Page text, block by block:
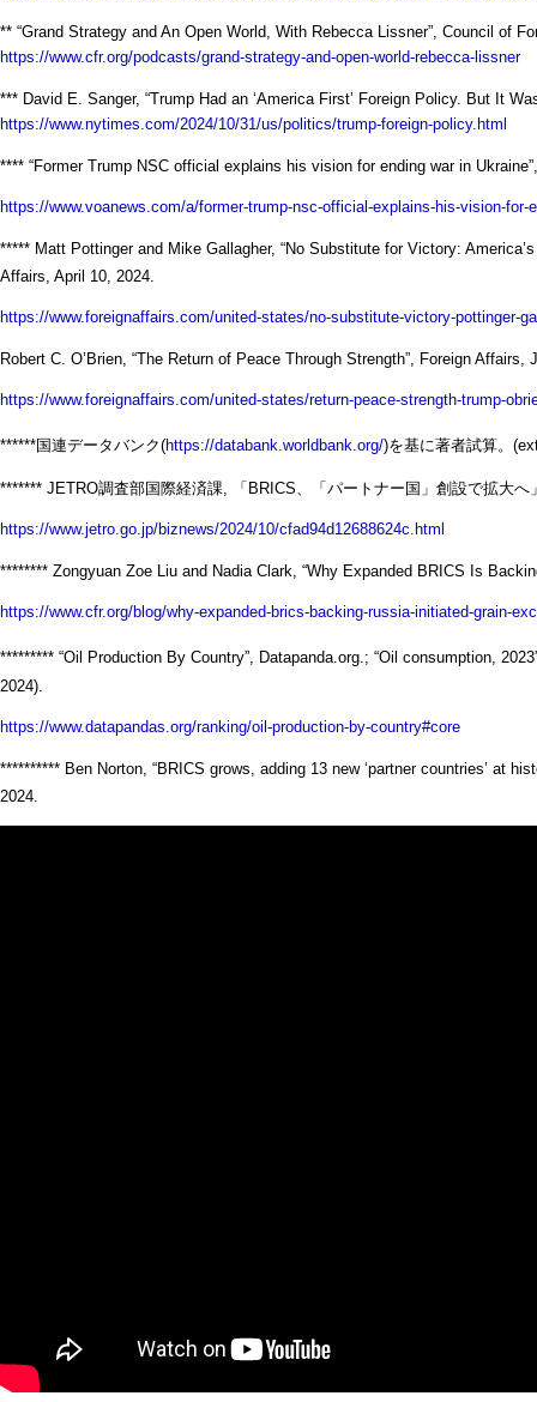
** “Grand Strategy and An Open World, With Rebecca Lissner”, Council of
https://www.cfr.org/podcasts/grand-strategy-and-open-world-rebecca-lissner
*** David E. Sanger, “Trump Had an ‘America First’ Foreign Policy. But It
https://www.nytimes.com/2024/10/31/us/politics/trump-foreign-policy.html
**** “Former Trump NSC official explains his vision for ending war in
https://www.voanews.com/a/former-trump-nsc-official-explains-his-vision-for-
***** Matt Pottinger and Mike Gallagher, “No Substitute for Victory:
Affairs, April 10, 2024.
https://www.foreignaffairs.com/united-states/no-substitute-victory-pottinger-
Robert C. O’Brien, “The Return of Peace Through Strength”, Foreign Affairs,
https://www.foreignaffairs.com/united-states/return-peace-strength-trump-
******国連データバンク(https://databank.worldbank.org/)を基に著者試算。
******* JETRO調査部国際経済課, 「BRICS、「パートナー国」創設で拡大
https://www.jetro.go.jp/biznews/2024/10/cfad94d12688624c.html
******** Zongyuan Zoe Liu and Nadia Clark, “Why Expanded BRICS Is
https://www.cfr.org/blog/why-expanded-brics-backing-russia-initiated-grain-
********* “Oil Production By Country”, Datapanda.org.; “Oil consumption,
2024).
https://www.datapandas.org/ranking/oil-production-by-country#core
********** Ben Norton, “BRICS grows, adding 13 new ‘partner countries’ at
2024.